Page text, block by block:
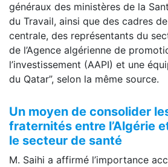
généraux des ministères de la
du Travail, ainsi que des cadres
centrale, des représentants du
de l’Agence algérienne de
l’investissement (AAPI) et une
du Qatar”, selon la même source.
Un moyen de consolider
fraternités entre l’Algérie
le secteur de santé
M. Saihi a affirmé l’importance